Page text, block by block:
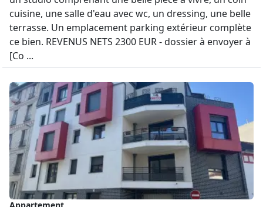
cuisine, une salle d'eau avec wc, un dressing, une belle
terrasse. Un emplacement parking extérieur complète
ce bien. REVENUS NETS 2300 EUR - dossier à envoyer à
[Co ...